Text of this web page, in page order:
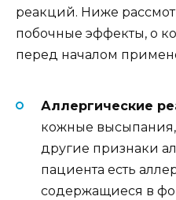
реакций. Ниже
побочные эффекты, о
перед началом
Аллергические
кожные высыпания,
другие признаки
пациента есть
содержащиеся в